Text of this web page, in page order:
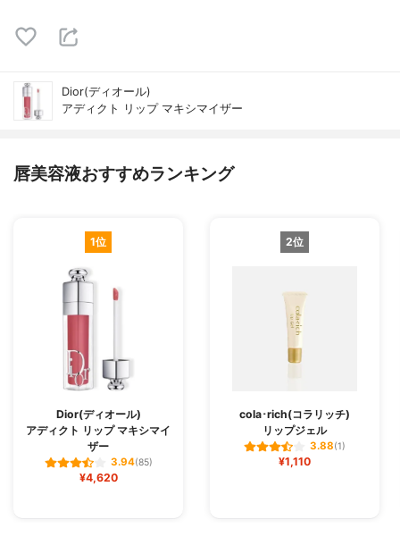
Dior(ディオール)
アディクト リップ マキシマイザー
唇美容液おすすめランキング
1位
Dior(ディオール)
アディクト リップ マキシマイ
ザー
3.94(85)
¥4,620
2位
cola･rich(コラリッチ)
リップジェル
3.88(1)
¥1,110